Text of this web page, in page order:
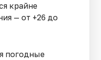
крайне
— от +26 до
погодные